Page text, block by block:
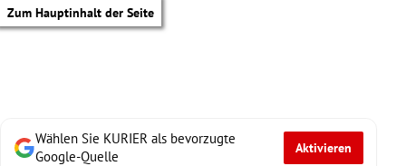
Zum Hauptinhalt der Seite
Wählen Sie KURIER als bevorzugte
Google-Quelle
Aktivieren